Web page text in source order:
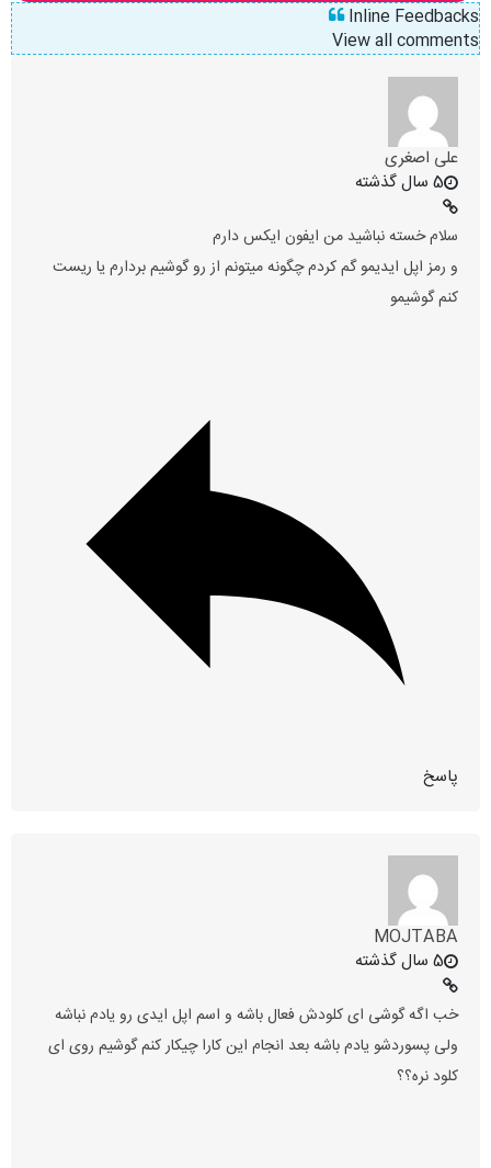
Inline Feedbacks
View all comments
علی اصغری
5 سال گذشته
سلام خسته نباشید من ایفون ایکس دارم
و رمز اپل ایدیمو گم کردم چگونه میتونم از رو گوشیم بردارم یا ریست
کنم گوشیمو
پاسخ
MOJTABA
5 سال گذشته
خب اگه گوشی ای کلودش فعال باشه و اسم اپل ایدی رو یادم نباشه
ولی پسوردشو یادم باشه بعد انجام این کارا چیکار کنم گوشیم روی ای
کلود نره؟؟